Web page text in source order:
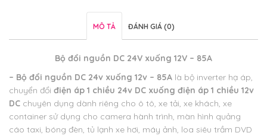
MÔ TẢ ĐÁNH GIÁ (0)
Bộ đổi nguồn DC 24V xuống 12V – 85A
– Bộ đổi nguồn DC 24v xuống 12v – 85A là bộ inverter hạ áp,
chuyển đổi điện áp 1 chiều 24v DC xuống điện áp 1 chiều 12v
DC chuyên dụng dành riêng cho ô tô, xe tải, xe khách, xe
container sử dụng cho camera hành trình, màn hình quảng
cáo taxi, bóng đèn, tủ lạnh xe hơi, máy ảnh, loa siêu trầm DVD